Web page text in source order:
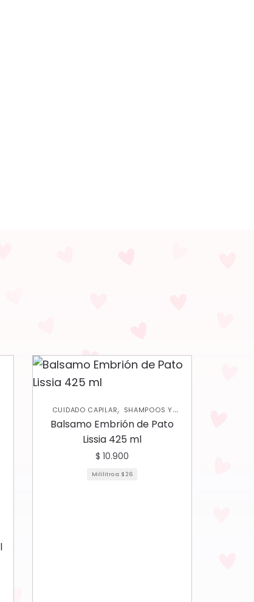
CUIDADO CAPILAR, SHAMPOOS Y
ACONDICIONADORES
Balsamo Embrión de Pato
Lissia 425 ml
$ 10.900
Mililitro a:$ 26